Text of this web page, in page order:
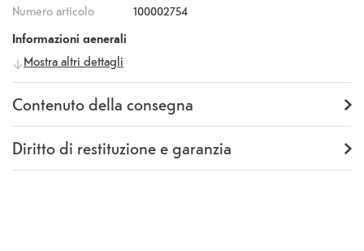
Numero articolo
100002754
Informazioni generali
Produttore
Numero
produttore
GELSKIN737
Mostra altri dettagli
Contenuto della consegna
Fornitura Backcover
Diritto di restituzione e garanzia
Garanzia
24 mesi